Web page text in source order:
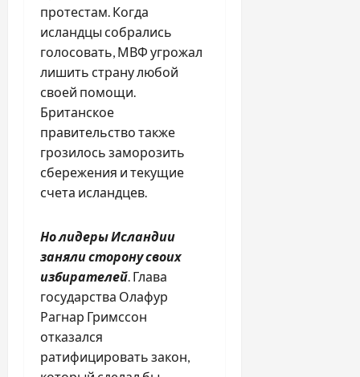
протестам. Когда
исландцы собрались
голосовать, МВФ угрожал
лишить страну любой
своей помощи.
Британское
правительство также
грозилось заморозить
сбережения и текущие
счета исландцев.
Но лидеры Исландии
заняли сторону своих
избирателей. Глава
государства Олафур
Рагнар Гримссон
отказался
ратифицировать закон,